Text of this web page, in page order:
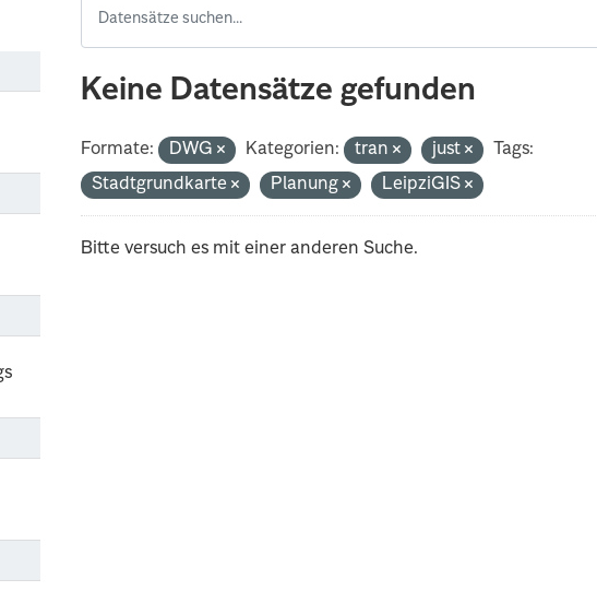
Keine Datensätze gefunden
Formate: DWG Kategorien: tran just
Tags:
Stadtgrundkarte
Planung LeipziGIS
Bitte versuch es mit einer anderen Suche.